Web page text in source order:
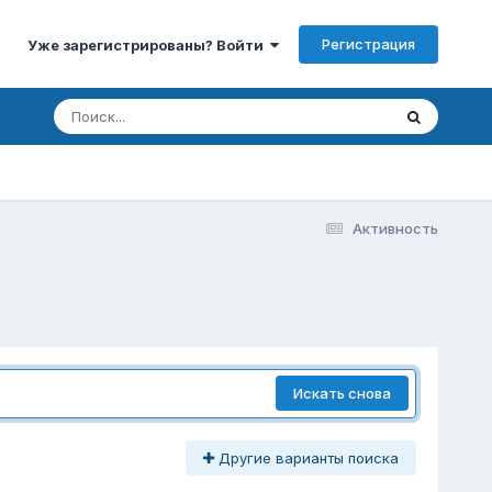
Уже зарегистрированы? Войти Регистрация
Активность
Искать снова
Другие варианты поиска